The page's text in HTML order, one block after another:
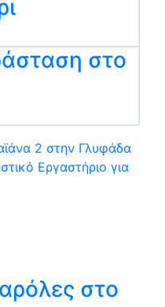
στο
2 στην Γλυφάδα
Εργαστήριο για
στο